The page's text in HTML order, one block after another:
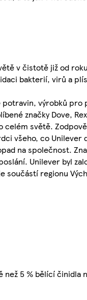
v čistotě již od
bakterií, virů a
výrobků
značky Dove,
světě.
všeho, co
na společnost.
Unilever byl
součástí regionu
5 % bělící